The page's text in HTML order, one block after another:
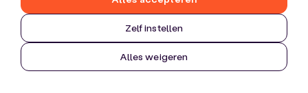
Zelf instellen
Alles weigeren